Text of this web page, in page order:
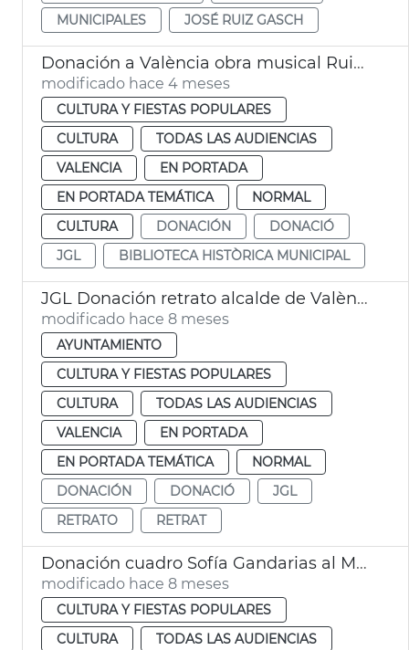
MUNICIPALES
JOSÉ RUIZ GASCH
Donación a València obra musical Ruiz Gasch
modificado hace 4 meses
CULTURA Y FIESTAS POPULARES
CULTURA
TODAS LAS AUDIENCIAS
VALENCIA
EN PORTADA
EN PORTADA TEMÁTICA
NORMAL
CULTURA
DONACIÓN
DONACIÓ
JGL
BIBLIOTECA HISTÒRICA MUNICIPAL
JGL Donación retrato alcalde de València
modificado hace 8 meses
AYUNTAMIENTO
CULTURA Y FIESTAS POPULARES
CULTURA
TODAS LAS AUDIENCIAS
VALENCIA
EN PORTADA
EN PORTADA TEMÁTICA
NORMAL
DONACIÓN
DONACIÓ
JGL
RETRATO
RETRAT
Donación cuadro Sofía Gandarias al Museo de la ciudad València
modificado hace 8 meses
CULTURA Y FIESTAS POPULARES
CULTURA
TODAS LAS AUDIENCIAS